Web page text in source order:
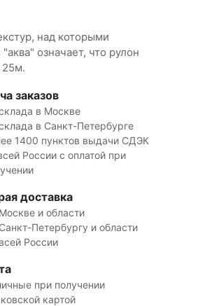
над которыми
означает, что рулон
25м.
заказов
в Москве
в Санкт-Петербурге
1400 пунктов выдачи СДЭК
России с оплатой при
доставка
и области
Петербургу и области
России
при получении
картой